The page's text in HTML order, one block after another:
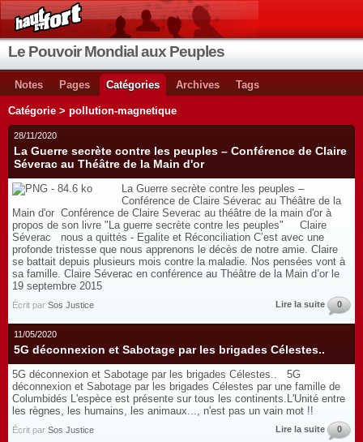
Le Pouvoir Mondial aux Peuples
Notes Pages Catégories Archives Tags
Catégorie > pollution-magnetique
28/11/2020
La Guerre secrète contre les peuples – Conférence de Claire
Séverac au Théâtre de la Main d'or
La Guerre secrète contre les peuples –
Conférence de Claire Séverac au Théâtre de la
Main d'or Conférence de Claire Severac au théâtre de la main d'or à
propos de son livre "La guerre secrète contre les peuples" Claire
Séverac nous a quittés - Egalite et Réconciliation C’est avec une
profonde tristesse que nous apprenons le décès de notre amie. Claire
se battait depuis plusieurs mois contre la maladie. Nos pensées vont à
sa famille. Claire Séverac en conférence au Théâtre de la Main d’or le
19 septembre 2015
Écrit par Sos Justice Lire la suite 0
11/05/2020
5G déconnexion et Sabotage par les brigades Célestes..
5G déconnexion et Sabotage par les brigades Célestes.. 5G
déconnexion et Sabotage par les brigades Célestes par une famille de
Columbidés L'espèce est présente sur tous les continents.L'Unité entre
les règnes, les humains, les animaux..., n'est pas un vain mot !!
Écrit par Sos Justice Lire la suite 0